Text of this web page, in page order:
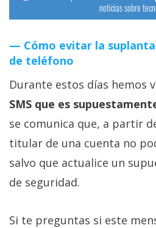
noticias sobre
Cómo evitar la
de teléfono
Durante estos días hemos
SMS que es
se comunica que, a partir
titular de una cuenta no
salvo que actualice un
de seguridad.
Si te preguntas si este